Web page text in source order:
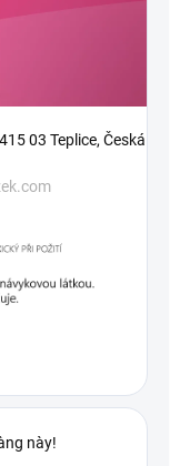
03 Teplice, Česká
này!